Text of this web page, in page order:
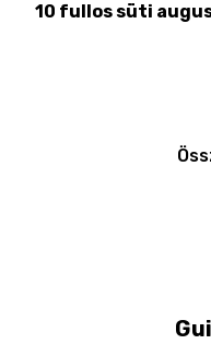
10 fullos süti